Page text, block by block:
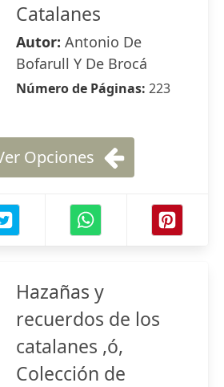
Catalanes
Autor: Antonio De
Bofarull Y De Brocá
Número de Páginas: 223
Opciones
Hazañas y
recuerdos de los
catalanes ,ó,
Colección de